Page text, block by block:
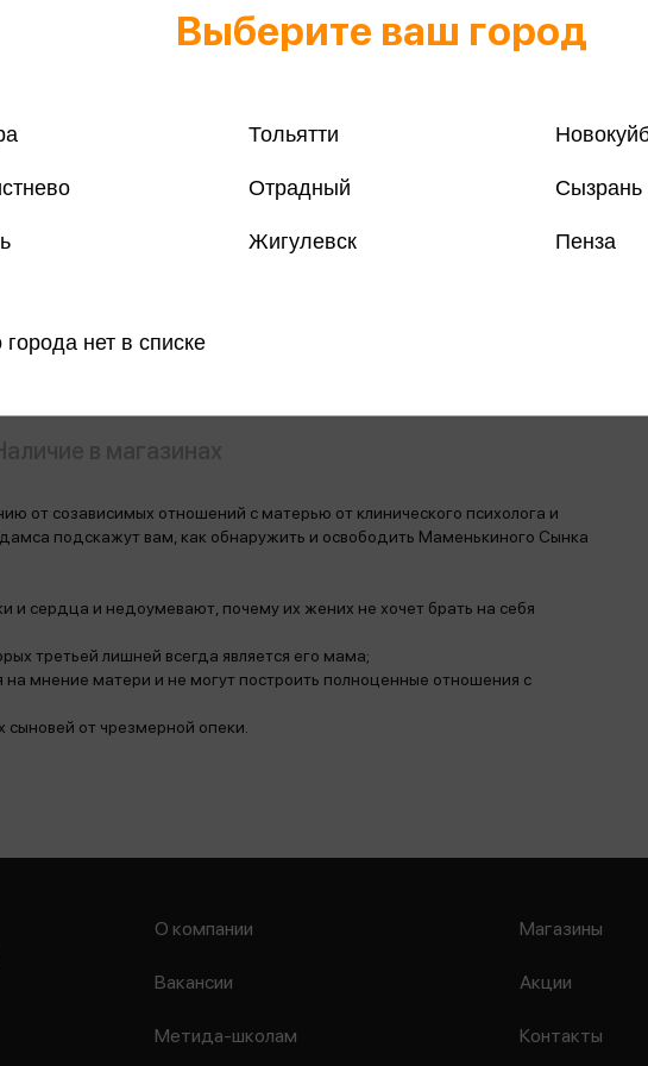
Все книги
Все книги
от созависимых отношений с матерью от клинического психолога и
подскажут вам, как обнаружить и освободить Маменькиного Сынка
и сердца и недоумевают, почему их жених не хочет брать на себя
третьей лишней всегда является его мама;
мнение матери и не могут построить полноценные отношения с
сыновей от чрезмерной опеки.
Выберите ваш город
Тольятти
Отрадный Сызрань
Жигулевск Пенза
нет в списке
О компании
Вакансии
Метида-школам
Магазины
Акции
Контакты